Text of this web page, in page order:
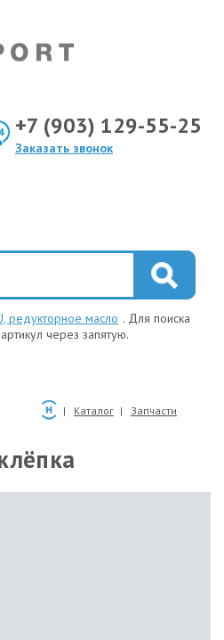
+7 (903) 129-55-25
Заказать звонок
редукторное масло . Для поиска
через запятую.
Каталог Запчасти